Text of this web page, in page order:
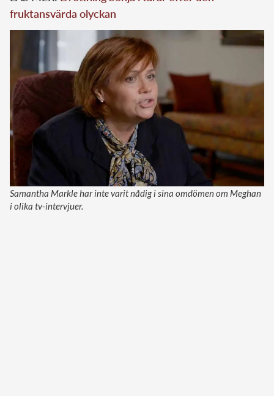
fruktansvärda olyckan
Samantha Markle har inte varit nådig i sina omdömen om Meghan
i olika tv-intervjuer.